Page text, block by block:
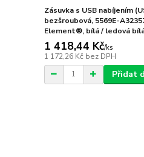
Zásuvka s USB nabíjením
bezšroubová, 5569E-
Element®, bílá / ledová
1 418,44 Kč/ks
1 172,26 Kč bez DPH
Přidat